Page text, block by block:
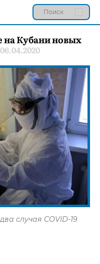
на Кубани новых
06.04.2020
случая COVID-19